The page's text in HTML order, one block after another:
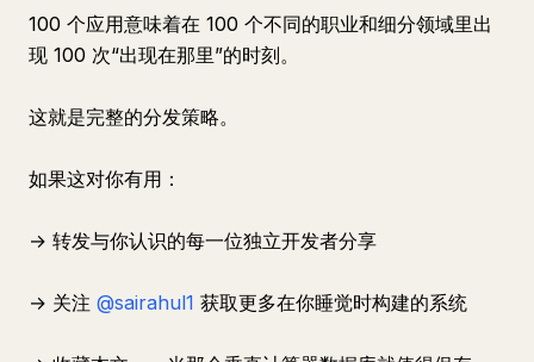
100 个应用意味着在 100 个不同的职业和细分领域里出
现 100 次“出现在那里”的时刻。
这就是完整的分发策略。
如果这对你有用：
→ 转发与你认识的每一位独立开发者分享
→ 关注 @sairahul1 获取更多在你睡觉时构建的系统